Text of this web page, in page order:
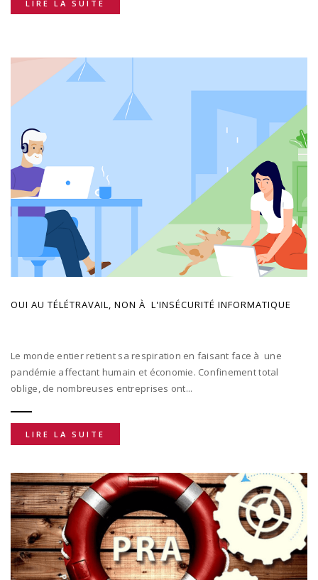
LIRE LA SUITE
OUI AU TÉLÉTRAVAIL, NON À L'INSÉCURITÉ INFORMATIQUE
Le monde entier retient sa respiration en faisant face à une
pandémie affectant humain et économie. Confinement total
oblige, de nombreuses entreprises ont...
LIRE LA SUITE